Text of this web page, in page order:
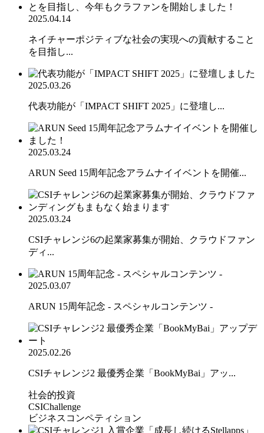
2025.04.14
ネイチャーポジティブな社会の実現への貢献すること
を目指し...
2025.03.26
代表功能が「IMPACT SHIFT 2025」に登壇し...
2025.03.24
ARUN Seed 15周年記念アラムナイイベントを開催...
2025.03.24
CSIチャレンジ6の起業家募集が開始、クラウドファン
ディ...
2025.03.07
ARUN 15周年記念 - スペシャルコンテンツ -
2025.02.26
CSIチャレンジ2 最優秀企業「BookMyBai」アッ...
社会的投資
CSIChallenge
ビジネスコンペティション